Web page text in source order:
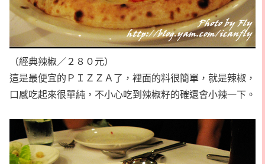
（經典辣椒／２８０元）
這是最便宜的ＰＩＺＺＡ了，裡面的料很簡單，就是辣椒，
口感吃起來很單純，不小心吃到辣椒籽的確還會小辣一下。